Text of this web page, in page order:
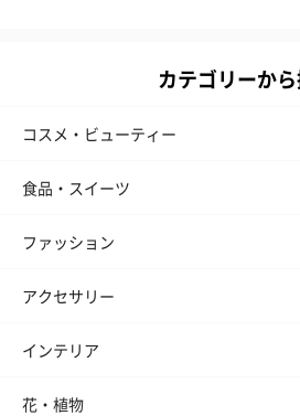
ト【ありがとう】
リラックスグッズを同梱してお届けしま
カテゴリーか
コスメ・ビューティー
食品・スイーツ
ファッション
アクセサリー
インテリア
花・植物